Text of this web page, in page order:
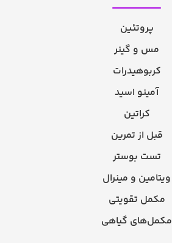
پروتئین
مس و گینر
کربوهیدرات
آمینو اسید
کراتین
قبل از تمرین
تست بوستر
ویتامین و مینرال
مکمل تقویتی
مکمل‌های گیاهی